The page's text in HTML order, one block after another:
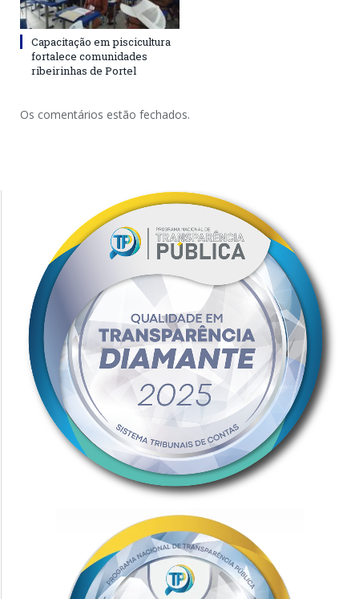
Capacitação em piscicultura
fortalece comunidades
ribeirinhas de Portel
Os comentários estão fechados.